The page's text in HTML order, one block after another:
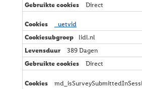
Direct
_uetvid
lidl.nl
389 Dagen
Direct